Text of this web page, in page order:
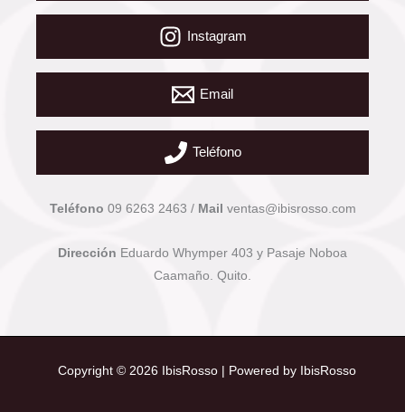
Instagram
Email
Teléfono
Teléfono 09 6263 2463 / Mail ventas@ibisrosso.com
Dirección Eduardo Whymper 403 y Pasaje Noboa
Caamaño. Quito.
Copyright © 2026 IbisRosso | Powered by IbisRosso